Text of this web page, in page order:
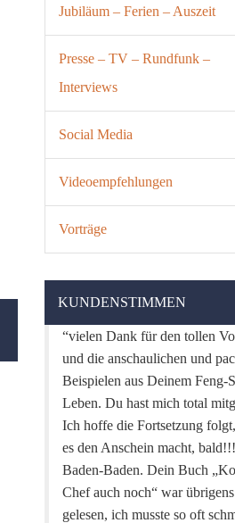
Jubiläum – Ferien – Auszeit
Presse – TV – Rundfunk –
Interviews
Social Media
Videoempfehlungen
Vorträge
KUNDENSTIMMEN
vielen Dank für den tollen
und die anschaulichen und
Beispielen aus Deinem Feng-
Leben. Du hast mich total
Ich hoffe die Fortsetzung
es den Anschein macht,
Baden-Baden. Dein Buch
Chef auch noch“ war
gelesen, ich musste so oft